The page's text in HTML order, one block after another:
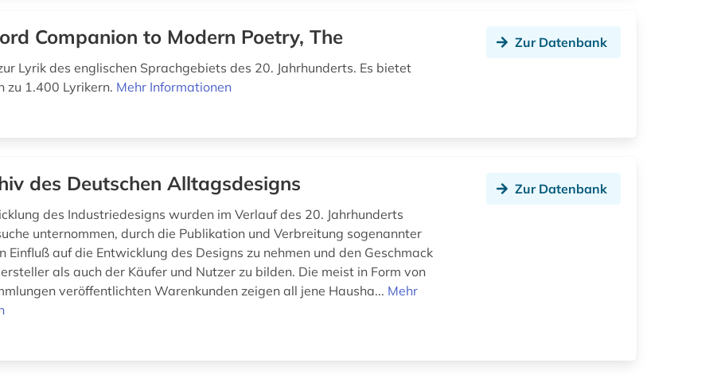
Companion to Modern Poetry, The
Lyrik des englischen Sprachgebiets des 20. Jahrhunderts. Es bietet
zu 1.400 Lyrikern. Mehr Informationen
Zur Datenbank
des Deutschen Alltagsdesigns
des Industriedesigns wurden im Verlauf des 20. Jahrhunderts
unternommen, durch die Publikation und Verbreitung sogenannter
Einfluß auf die Entwicklung des Designs zu nehmen und den Geschmack
als auch der Käufer und Nutzer zu bilden. Die meist in Form von
veröffentlichten Warenkunden zeigen all jene Hausha... Mehr
Zur Datenbank